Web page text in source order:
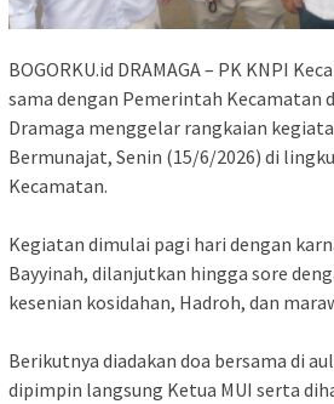
BOGORKU.id DRAMAGA – PK KNPI
sama dengan Pemerintah Kecamatan
Dramaga menggelar rangkaian
Bermunajat, Senin (15/6/2026) di
Kecamatan.
‎Kegiatan dimulai pagi hari dengan
Bayyinah, dilanjutkan hingga sore
kesenian kosidahan, Hadroh, dan
‎Berikutnya diadakan doa bersama di
dipimpin langsung Ketua MUI serta